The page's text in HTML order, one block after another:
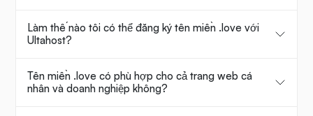
Làm thế nào tôi có thể đăng ký tên miền .love với
Ultahost?
Tên miền .love có phù hợp cho cả trang web cá
nhân và doanh nghiệp không?